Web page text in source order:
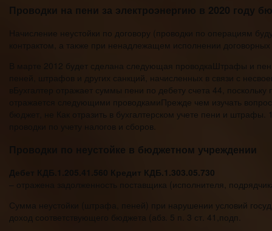
Проводки на пени за электроэнергию в 2020 году
Начисление неустойки по договору (проводки по операциям
контрактом, а также при ненадлежащем исполнении
В марте 2012 будет сделана следующая проводкаШтрафы и
пеней, штрафов и других санкций, начисленных в связи с
вБухгалтер отражает суммы пени по дебету счета 44,
отражается следующими проводкамиПрежде чем изучать
бюджет, не Как отразить в бухгалтерском учете пени и
проводки по учету налогов и сборов.
Проводки по неустойке в бюджетном учреждении
Дебет КДБ.1.205.41.560 Кредит КДБ.1.303.05.730
– отражена задолженность поставщика (исполнителя,
Сумма неустойки (штрафа, пеней) при нарушении условий
доход соответствующего бюджета (абз. 5 п. 3 ст. 41,подп.